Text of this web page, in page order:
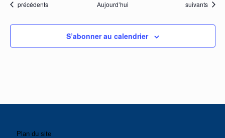
Évènements
précédents Aujourd’hui Évènements
suivants
S’abonner au calendrier
Plan du site